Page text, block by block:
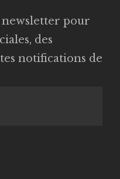
pour
des
notifications de